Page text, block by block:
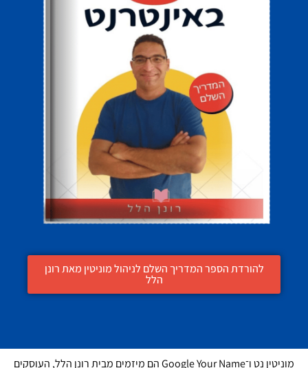
להורדת הספר המדריך השלם לניהול מוניטין מאת רונן
הלל
מוניטין נט ו־Google Your Name הם מיזמים מבית רונן הלל, העוסקים